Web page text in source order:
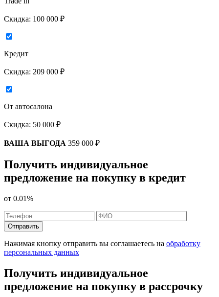
Скидка: 100 000 ₽
Кредит
Скидка: 209 000 ₽
От автосалона
Скидка: 50 000 ₽
ВАША ВЫГОДА 359 000 ₽
Получить индивидуальное
предложение на покупку в кредит
от 0.01%
Отправить
Нажимая кнопку отправить вы соглашаетесь на обработку
персональных данных
Получить индивидуальное
предложение на покупку в рассрочку